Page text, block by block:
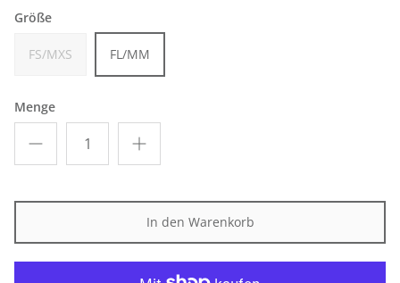
Größe
FS/MXS FL/MM
Menge
In den Warenkorb